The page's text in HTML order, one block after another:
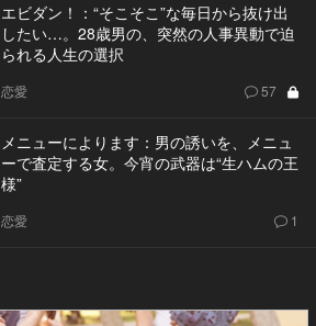
エビダン！：“そこそこ”な毎日から抜け出
したい…。28歳男の、突然の人事異動で迫
られる人生の選択
恋愛 57
メニューによります：男の誘いを、メニュ
ーで査定する女。今宵の武器は“生ハムの王
様”
恋愛 1